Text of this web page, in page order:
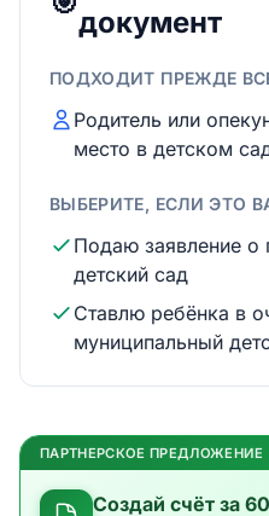
документ
ПОДХОДИТ ПРЕЖДЕ
Родитель или
место в детском
ВЫБЕРИТЕ, ЕСЛИ ЭТО
Подаю заявление о
детский сад
Ставлю ребёнка в
муниципальный
ПАРТНЕРСКОЕ ПРЕДЛОЖЕНИЕ
Создай счёт за